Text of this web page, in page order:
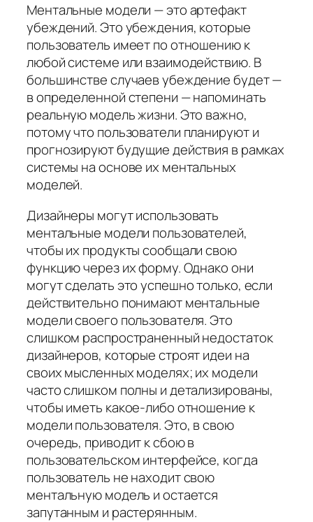
Ментальные модели — это артефакт
убеждений. Это убеждения, которые
пользователь имеет по отношению к
любой системе или взаимодействию. В
большинстве случаев убеждение будет —
в определенной степени — напоминать
реальную модель жизни. Это важно,
потому что пользователи планируют и
прогнозируют будущие действия в рамках
системы на основе их ментальных
моделей.
Дизайнеры могут использовать
ментальные модели пользователей,
чтобы их продукты сообщали свою
функцию через их форму. Однако они
могут сделать это успешно только, если
действительно понимают ментальные
модели своего пользователя. Это
слишком распространенный недостаток
дизайнеров, которые строят идеи на
своих мысленных моделях; их модели
часто слишком полны и детализированы,
чтобы иметь какое-либо отношение к
модели пользователя. Это, в свою
очередь, приводит к сбою в
пользовательском интерфейсе, когда
пользователь не находит свою
ментальную модель и остается
запутанным и растерянным.